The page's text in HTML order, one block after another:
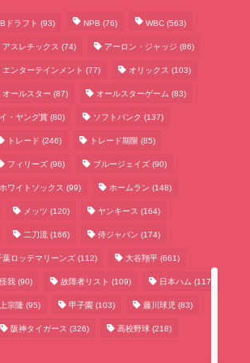
ドラフト (93) NPB (76) WBC (563)
アスレチックス (74) アーロン・ジャッジ (86)
エンターテインメント (77) オリックス (103)
オールスター (87) オールスターゲーム (83)
・ヤング賞 (80) ソフトバンク (137)
トレード (246) トレード期限 (85)
フィリーズ (96) ブルージェイズ (90)
ホワイトソックス (99) ホームラン (148)
メッツ (120) ヤンキース (164)
二刀流 (166) 侍ジャパン (174)
葉ロッテマリーンズ (112) 大谷翔平 (661)
怪我 (90) 故障者リスト (109) 日本ハム (117)
宗隆 (95) 甲子園 (103) 藤川球児 (83)
阪神タイガース (326) 高校野球 (218)
テクノロジーまとめ
ビジネス・経済まとめ